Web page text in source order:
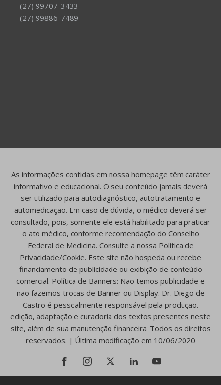
(27) 99707-3433
(27) 99886-7489
As informações contidas em nossa homepage têm caráter
informativo e educacional. O seu conteúdo jamais deverá
ser utilizado para autodiagnóstico, autotratamento e
automedicação. Em caso de dúvida, o médico deverá ser
consultado, pois, somente ele está habilitado para praticar
o ato médico, conforme recomendação do Conselho
Federal de Medicina. Consulte a nossa Política de
Privacidade/Cookie. Este site não hospeda ou recebe
financiamento de publicidade ou exibição de conteúdo
comercial. Política de Banners: Não temos publicidade e
não fazemos trocas de Banner ou Display. Dr. Diego de
Castro é pessoalmente responsável pela produção,
edição, adaptação e curadoria dos textos presentes neste
site, além de sua manutenção financeira. Todos os direitos
reservados. | Última modificação em 10/06/2020